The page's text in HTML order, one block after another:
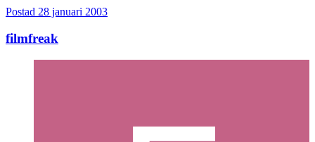
Postad 28 januari 2003
filmfreak